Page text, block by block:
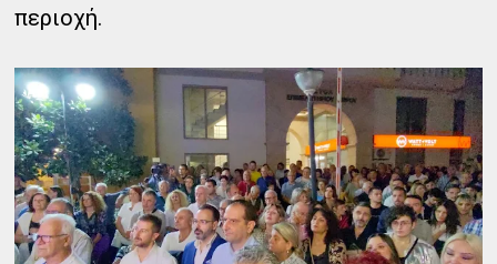
περιοχή.